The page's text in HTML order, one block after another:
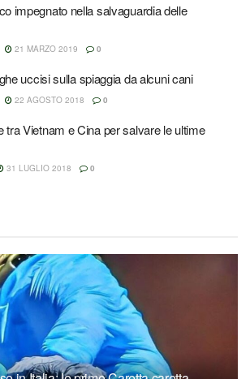
impegnato nella salvaguardia delle
21 MARZO 2019 0
uccisi sulla spiaggia da alcuni cani
22 AGOSTO 2018 0
tra Vietnam e Cina per salvare le ultime
31 LUGLIO 2018 0